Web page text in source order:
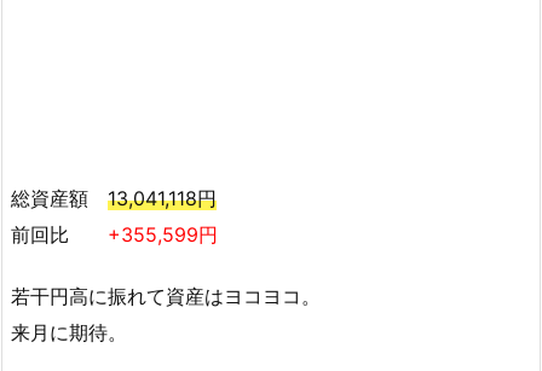
総資産額 13,041,118円
前回比 +355,599円
若干円高に振れて資産はヨコヨコ。
来月に期待。